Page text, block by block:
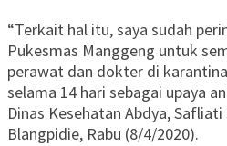
“Terkait hal itu, saya sudah
Pukesmas Manggeng untuk
perawat dan dokter di
selama 14 hari sebagai upaya
Dinas Kesehatan Abdya,
Blangpidie, Rabu (8/4/2020).